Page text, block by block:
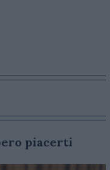
piacerti